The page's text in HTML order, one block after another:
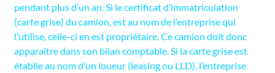
pendant plus d’un an. Si le certificat d’immatriculation
(carte grise) du camion, est au nom de l’entreprise qui
l’utilise, celle-ci en est propriétaire. Ce camion doit donc
apparaître dans son bilan comptable. Si la carte grise est
établie au nom d’un loueur (leasing ou LLD), l’entreprise